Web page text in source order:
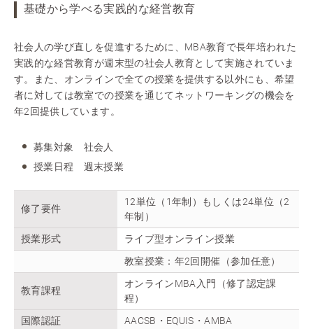
基礎から学べる実践的な経営教育
社会人の学び直しを促進するために、MBA教育で長年培われた
実践的な経営教育が週末型の社会人教育として実施されていま
す。また、オンラインで全ての授業を提供する以外にも、希望
者に対しては教室での授業を通じてネットワーキングの機会を
年2回提供しています。
募集対象 社会人
授業日程 週末授業
修了要件
12単位（1年制）もしくは24単位（2
年制）
授業形式
ライブ型オンライン授業
教室授業：年2回開催（参加任意）
教育課程
オンラインMBA入門（修了認定課
程）
国際認証
AACSB・EQUIS・AMBA